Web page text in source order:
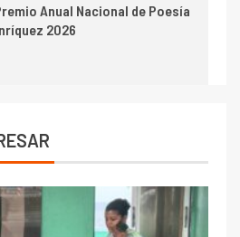
Anual Nacional de Poesía
2026